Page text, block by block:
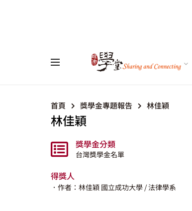
首頁 獎學金專題報告 林佳穎
林佳穎
獎學金分類
台灣獎學金名單
得獎人
．作者：林佳穎 國立成功大學 / 法律學系